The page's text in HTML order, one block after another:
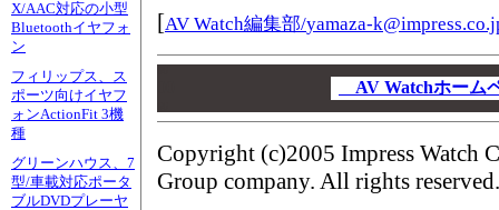
X/AAC対応の小型
Bluetoothイヤフォ
ン
フィリップス、ス
ポーツ向けイヤフ
ォンActionFit 3機
種
グリーンハウス、7
型/車載対応ポータ
ブルDVDプレーヤ
[AV Watch編集部/yamaza-
AV Watchホー
Copyright (c)2005 Impress Watch
Group company. All rights reserved.